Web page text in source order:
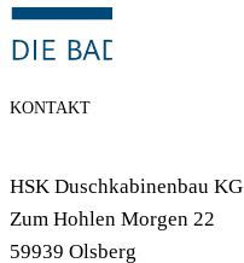
KONTAKT
HSK Duschkabinenbau KG
Zum Hohlen Morgen 22
59939 Olsberg